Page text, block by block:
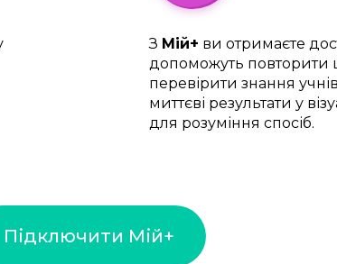
З Мій+ ви отримаєте
допоможуть повторити
перевірити знання
миттєві результати у
для розуміння спосіб.
Підключити Мій+